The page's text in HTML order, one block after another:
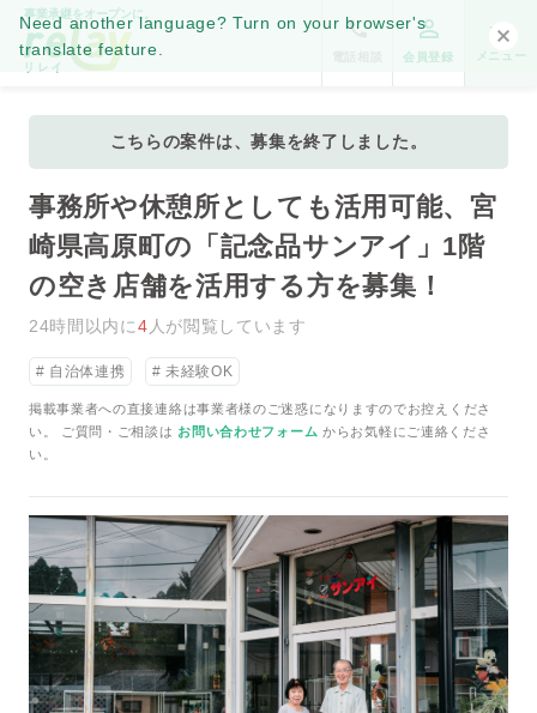
Need another language? Turn on your browser's
translate feature.
事業承継をオープンに。
会員登録 メニュー
こちらの案件は、募集を終了しました。
事務所や休憩所としても活用可能、宮
崎県高原町の「記念品サンアイ」1階
の空き店舗を活用する方を募集！
24時間以内に4 人が閲覧しています
自治体連携 未経験OK
掲載事業者への直接連絡は事業者様のご迷惑になりますのでお控えくださ
い。 ご質問・ご相談は お問い合わせフォーム からお気軽にご連絡くださ
い。